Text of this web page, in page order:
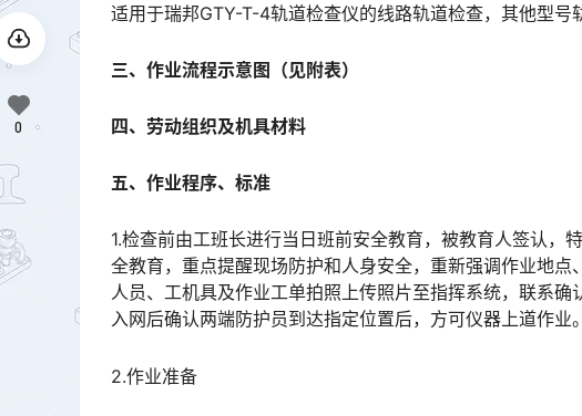
适用于瑞邦GTY-T-4轨道检查仪的线路轨道检查，其他型号
三、作业流程示意图（见附表）
四、劳动组织及机具材料
五、作业程序、标准
1.检查前由工班长进行当日班前安全教育，被教育人签认，
全教育，重点提醒现场防护和人身安全，重新强调作业地
人员、工机具及作业工单拍照上传照片至指挥系统，联系确
入网后确认两端防护员到达指定位置后，方可仪器上道作业。󠅅󠅃󠄵󠅂󠄪󠇖󠆨󠆨󠇕󠆞󠆒󠅬󠇘󠆭󠆘󠇙󠆝󠅵󠇗󠆭󠆁󠄐󠇗󠅹󠅸󠇖󠆍󠅳󠇖󠅹󠅰󠇖󠆌󠅹
2.作业准备
0